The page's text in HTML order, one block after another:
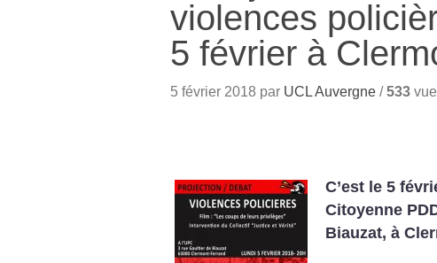
violences
5 février à
5 février 2018 par UCL Auvergne /533
C’est le 5
Citoyenne
Biauzat, à